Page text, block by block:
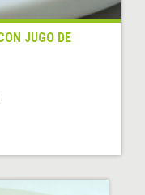
JUGO DE